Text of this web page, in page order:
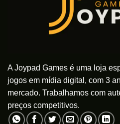
A Joypad Games é uma loja
jogos em mídia digital, com 3
mercado. Trabalhamos com
preços competitivos.